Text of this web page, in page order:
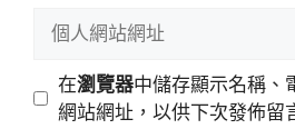
址
站
在瀏覽器中儲存顯示名稱、
網站網址，以供下次發佈留